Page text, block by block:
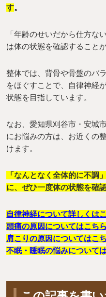
す。
「年齢のせいだから仕方な
は体の状態を確認すること
整体では、背骨や骨盤のバ
をほぐすことで、自律神経
状態を目指しています。
なお、愛知県刈谷市・安城
にお悩みの方は、お近くの
けます。
「なんとなく全体的に不調
に、ぜひ一度体の状態を確
自律神経について詳しくは
頭痛の原因についてはこちら
肩こりの原因についてはこ
不眠・睡眠の悩みについて